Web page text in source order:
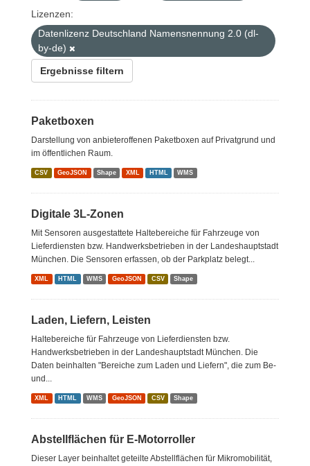
Lizenzen:
Datenlizenz Deutschland Namensnennung 2.0 (dl-
by-de)
Ergebnisse filtern
Paketboxen
Darstellung von anbieteroffenen Paketboxen auf Privatgrund und
im öffentlichen Raum.
CSV GeoJSON Shape XML HTML WMS
Digitale 3L-Zonen
Mit Sensoren ausgestattete Haltebereiche für Fahrzeuge von
Lieferdiensten bzw. Handwerksbetrieben in der Landeshauptstadt
München. Die Sensoren erfassen, ob der Parkplatz belegt...
XML HTML WMS GeoJSON CSV Shape
Laden, Liefern, Leisten
Haltebereiche für Fahrzeuge von Lieferdiensten bzw.
Handwerksbetrieben in der Landeshauptstadt München. Die
Daten beinhalten "Bereiche zum Laden und Liefern", die zum Be-
und...
XML HTML WMS GeoJSON CSV Shape
Abstellflächen für E-Motorroller
Dieser Layer beinhaltet geteilte Abstellflächen für Mikromobilität,